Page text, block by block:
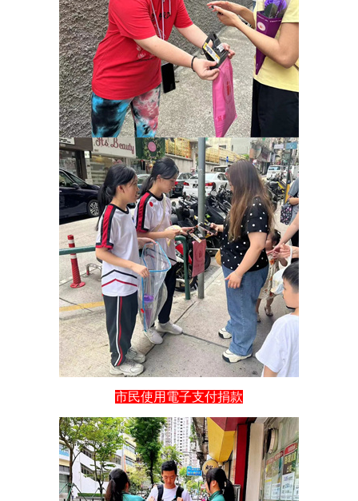
市民使用電子支付捐款